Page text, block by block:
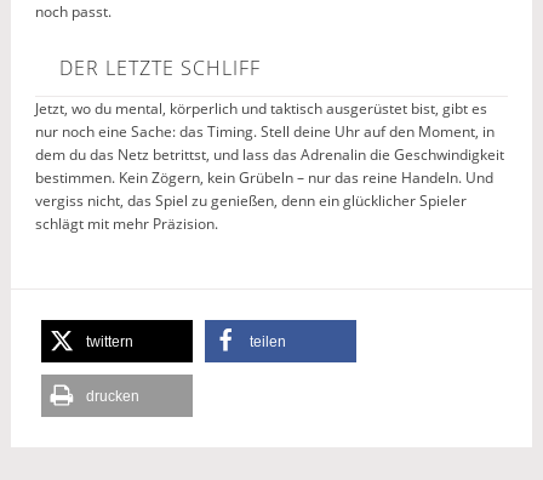
noch passt.
DER LETZTE SCHLIFF
Jetzt, wo du mental, körperlich und taktisch ausgerüstet bist, gibt es
nur noch eine Sache: das Timing. Stell deine Uhr auf den Moment, in
dem du das Netz betrittst, und lass das Adrenalin die Geschwindigkeit
bestimmen. Kein Zögern, kein Grübeln – nur das reine Handeln. Und
vergiss nicht, das Spiel zu genießen, denn ein glücklicher Spieler
schlägt mit mehr Präzision.
twittern teilen
drucken